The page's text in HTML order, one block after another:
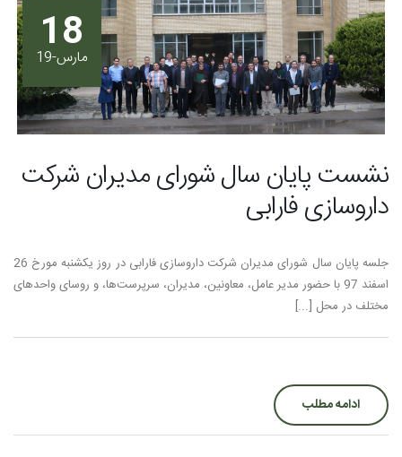
18
مارس-19
نشست پایان سال شورای مدیران شرکت
داروسازی فارابی
جلسه پایان سال شورای مدیران شرکت داروسازی فارابی در روز یکشنبه مورخ 26
اسفند 97 با حضور مدیر عامل، معاونین، مدیران، سرپرست‌ها، و روسای واحدهای
مختلف در محل [...]
ادامه مطلب